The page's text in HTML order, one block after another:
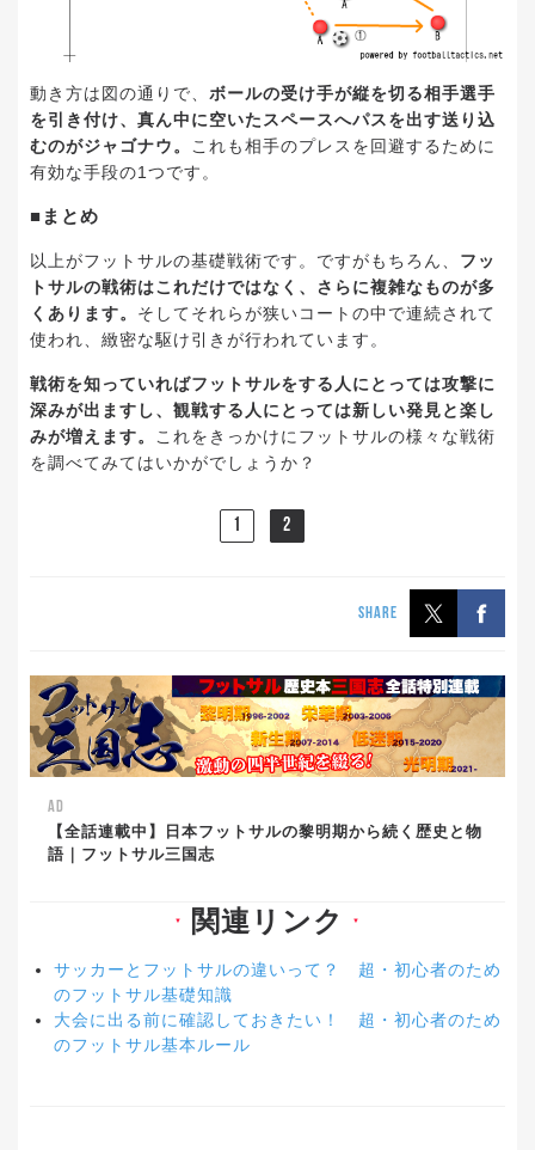
動き方は図の通りで、 ボールの受け手が縦を切る相手選手
を引き付け、真ん中に空いたスペースへパスを出す送り込
むのがジャゴナウ。 これも相手のプレスを回避するために
有効な手段の1つです。
■まとめ
以上がフットサルの基礎戦術です。ですがもちろん、 フッ
トサルの戦術はこれだけではなく、さらに複雑なものが多
くあります。 そしてそれらが狭いコートの中で連続されて
使われ、緻密な駆け引きが行われています。
戦術を知っていればフットサルをする人にとっては攻撃に
深みが出ますし、観戦する人にとっては新しい発見と楽し
みが増えます。 これをきっかけにフットサルの様々な戦術
を調べてみてはいかがでしょうか？
1 2
SHARE
AD
【全話連載中】日本フットサルの黎明期から続く歴史と物
語｜フットサル三国志
▼ 関連リンク ▼
サッカーとフットサルの違いって？ 超・初心者のため
のフットサル基礎知識
大会に出る前に確認しておきたい！ 超・初心者のため
のフットサル基本ルール